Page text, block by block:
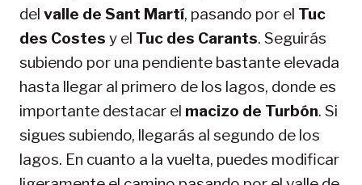
del valle de Sant Martí, pasando por el Tuc
des Costes y el Tuc des Carants. Seguirás
subiendo por una pendiente bastante elevada
hasta llegar al primero de los lagos, donde es
importante destacar el macizo de Turbón. Si
sigues subiendo, llegarás al segundo de los
lagos. En cuanto a la vuelta, puedes modificar